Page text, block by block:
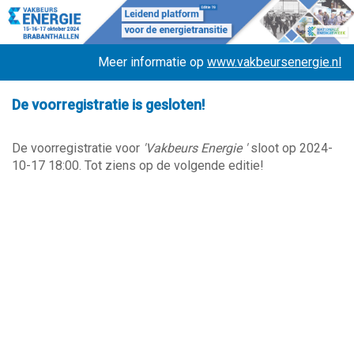
Meer informatie op www.vakbeursenergie.nl
De voorregistratie is gesloten!
De voorregistratie voor 'Vakbeurs Energie ' sloot op 2024-
10-17 18:00. Tot ziens op de volgende editie!